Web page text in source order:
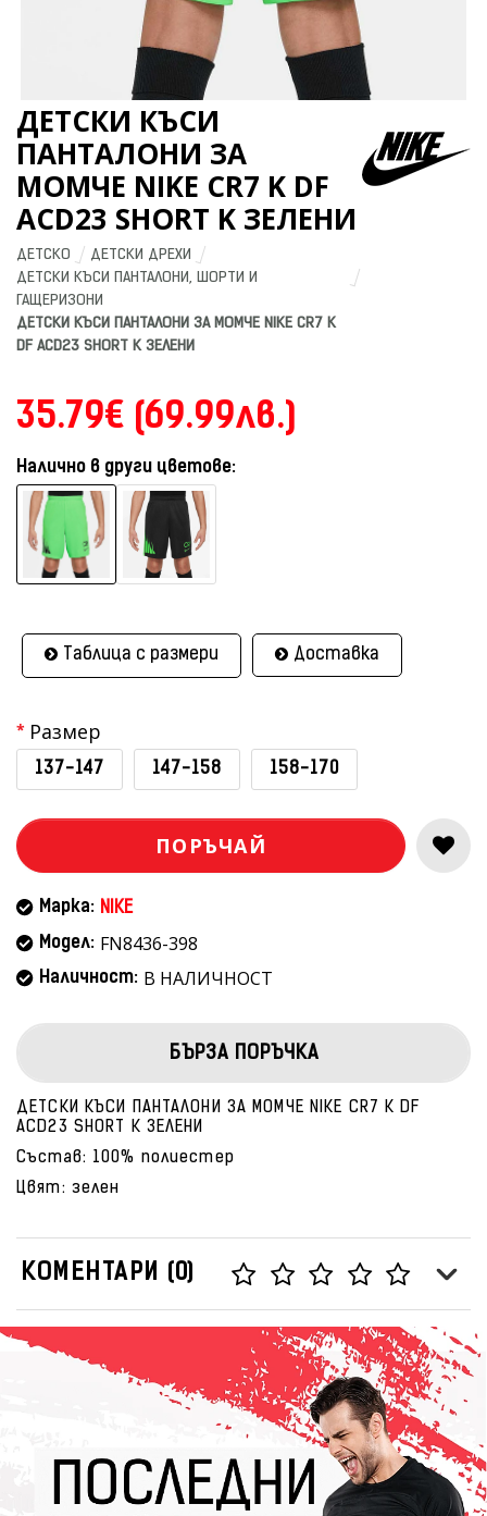
ДЕТСКИ КЪСИ
ПАНТАЛОНИ ЗА
МОМЧЕ NIKE CR7 K DF
ACD23 SHORT K ЗЕЛЕНИ
ДЕТСКО
ДЕТСКИ ДРЕХИ
ДЕТСКИ КЪСИ ПАНТАЛОНИ, ШОРТИ И
ГАЩЕРИЗОНИ
ДЕТСКИ КЪСИ ПАНТАЛОНИ ЗА МОМЧЕ NIKE CR7 K
DF ACD23 SHORT K ЗЕЛЕНИ
35.79€ (69.99лв.)
Налично в други цветове:
Таблица с размери Доставка
Размер
137-147 147-158 158-170
ПОРЪЧАЙ
Марка: NIKE
Модел: FN8436-398
Наличност: В НАЛИЧНОСТ
БЪРЗА ПОРЪЧКА
ДЕТСКИ КЪСИ ПАНТАЛОНИ ЗА МОМЧЕ NIKE CR7 K DF
ACD23 SHORT K ЗЕЛЕНИ
Състав: 100% полиестер
Цвят: зелен
КОМЕНТАРИ (0)